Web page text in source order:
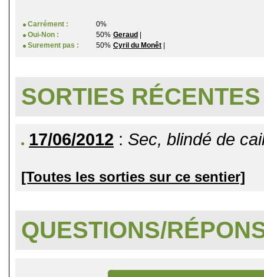
Carrément :
0%
Oui-Non :
50% Geraud
Surement pas :
50% Cyril du Monêt
SORTIES RÉCENTES
17/06/2012 : Sec, blindé de
[Toutes les sorties sur ce sentier]
QUESTIONS/